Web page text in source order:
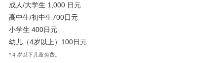
成人/大学生 1,000 日元
高中生/初中生700日元
小学生 400日元
幼儿（4岁以上）100日元
* 4 岁以下儿童免费。